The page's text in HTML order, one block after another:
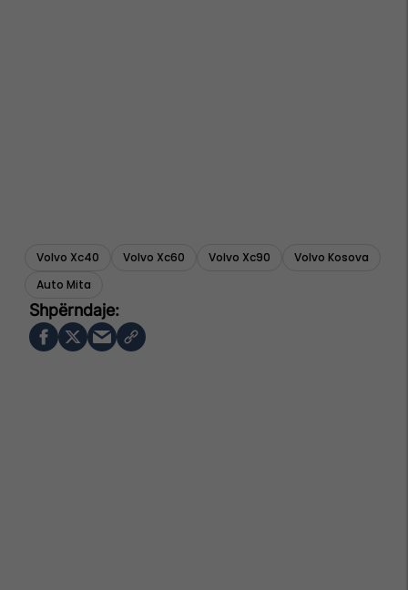
Volvo Xc40 Volvo Xc60 Volvo Xc90
Volvo Kosova
Auto Mita